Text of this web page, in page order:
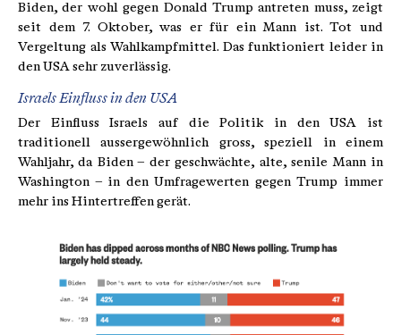
Biden, der wohl gegen Donald Trump antreten muss, zeigt
seit dem 7. Oktober, was er für ein Mann ist. Tot und
Vergeltung als Wahlkampfmittel. Das funktioniert leider in
den USA sehr zuverlässig.
Israels Einfluss in den USA
Der Einfluss Israels auf die Politik in den USA ist
traditionell aussergewöhnlich gross, speziell in einem
Wahljahr, da Biden – der geschwächte, alte, senile Mann in
Washington – in den Umfragewerten gegen Trump immer
mehr ins Hintertreffen gerät.